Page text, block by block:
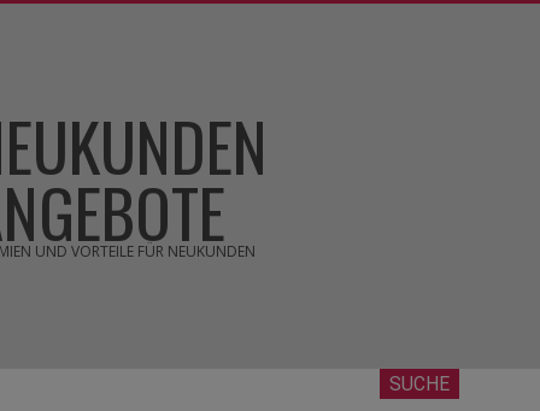
UND VORTEILE FÜR NEUKUNDEN
SUCHE